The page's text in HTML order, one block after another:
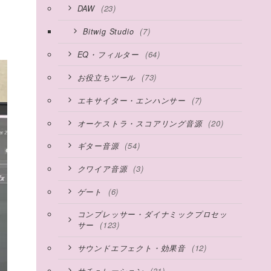
DAW (23)
Bitwig Studio (7)
EQ・フィルター (64)
お役立ちツール (73)
エキサイター・エンハンサー (7)
オーケストラ・スコアリング音源 (20)
ギター音源 (54)
クワイア音源 (3)
ゲート (6)
コンプレッサー・ダイナミックプロセッ
サー
(123)
サウンドエフェクト・効果音 (12)